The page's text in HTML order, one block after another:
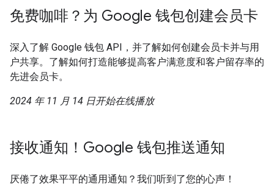
免费咖啡？为 Google 钱包创建会员卡
深入了解 Google 钱包 API，并了解如何创建会员卡并与用
户共享。了解如何打造能够提高客户满意度和客户留存率的
先进会员卡。
2024 年 11 月 14 日开始在线播放
接收通知！Google 钱包推送通知
厌倦了效果平平的通用通知？我们听到了您的心声！